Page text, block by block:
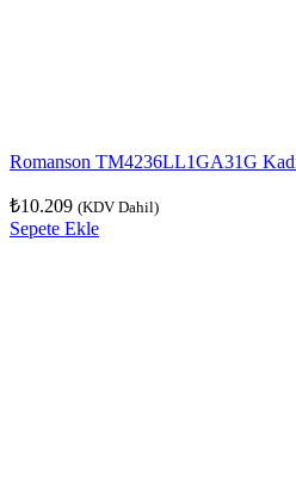
Romanson TM4236LL1GA31G
₺10.209 (KDV Dahil)
Sepete Ekle